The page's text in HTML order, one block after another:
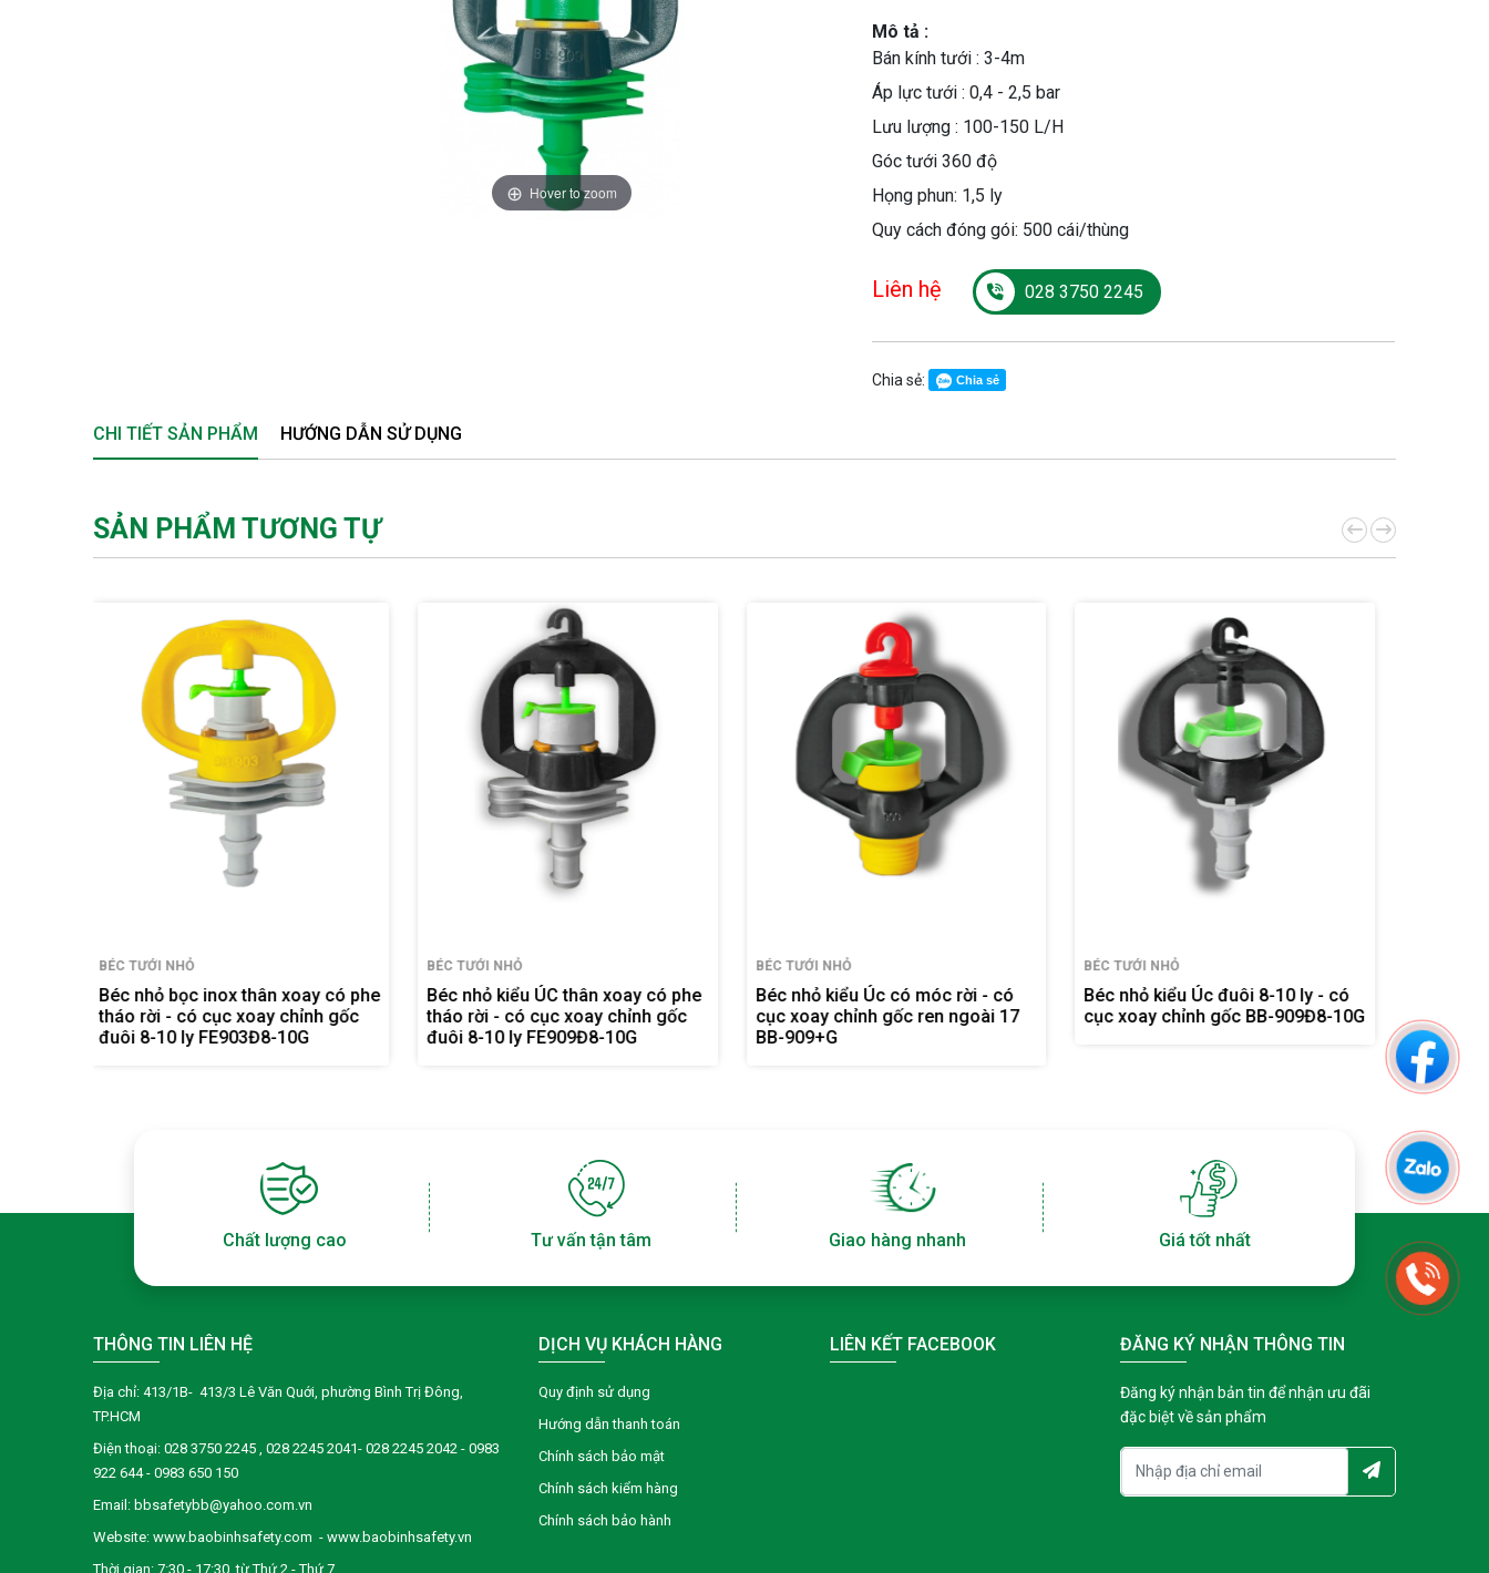
Hover to zoom
Mô tả :
Bán kính tưới : 3-4m
Áp lực tưới : 0,4 - 2,5 bar
Lưu lượng : 100-150 L/H
Góc tưới 360 độ
Họng phun: 1,5 ly
Quy cách đóng gói: 500 cái/thùng
Liên hệ 028 3750 2245
Chia sẻ: Chia sẻ
CHI TIẾT SẢN PHẨM HƯỚNG DẪN SỬ DỤNG
SẢN PHẨM TƯƠNG TỰ
BÉC TƯỚI NHỎ
Béc nhỏ kiểu ÚC thân xoay có phe
tháo rời - có cục xoay chỉnh gốc
đuôi 8-10 ly FE909Đ8-10G
BÉC TƯỚI NHỎ
Béc nhỏ kiểu Úc có móc rời - có
cục xoay chỉnh gốc ren ngoài 17
BB-909+G
BÉC TƯỚI NHỎ
Béc nhỏ kiểu Úc đuôi 8-10 ly - có
cục xoay chỉnh gốc BB-909Đ8-10G
BÉC TƯỚI NHỎ
BÉc nhỏ kiểu Úc thân xoay có phe
tháo rời- có cục xoay chỉnh gốc
gốc
Chất lượng cao Tư vấn tận tâm Giao hàng nhanh Giá tốt nhất
THÔNG TIN LIÊN HỆ
Địa chỉ: 413/1B- 413/3 Lê Văn Quới, phường Bình Trị Đông,
TP.HCM
Điện thoại: 028 3750 2245 , 028 2245 2041- 028 2245 2042 - 0983
922 644 - 0983 650 150
Email: bbsafetybb@yahoo.com.vn
Website: www.baobinhsafety.com - www.baobinhsafety.vn
Thời gian: 7:30 - 17:30 từ Thứ 2 - Thứ 7
DỊCH VỤ KHÁCH HÀNG
Quy định sử dụng
Hướng dẫn thanh toán
Chính sách bảo mật
Chính sách kiểm hàng
Chính sách bảo hành
LIÊN KẾT FACEBOOK ĐĂNG KÝ NHẬN THÔNG TIN
Đăng ký nhận bản tin để nhận ưu đãi
đặc biệt về sản phẩm